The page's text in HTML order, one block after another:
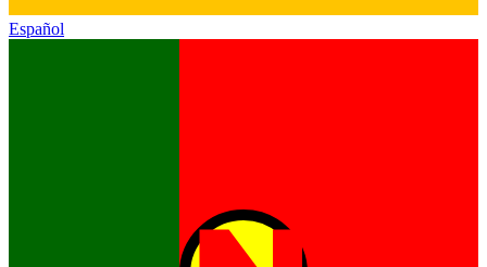
Español